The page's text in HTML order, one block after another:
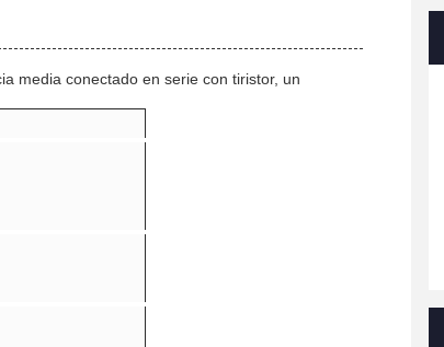
media conectado en serie con tiristor, un